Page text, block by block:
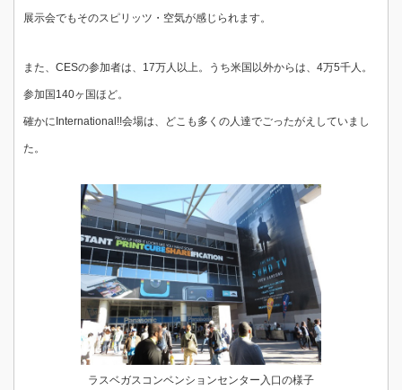
展示会でもそのスピリッツ・空気が感じられます。
また、CESの参加者は、17万人以上。うち米国以外からは、4万5千人。
参加国140ヶ国ほど。
確かにInternational!!会場は、どこも多くの人達でごったがえしていまし
た。
ラスベガスコンベンションセンター入口の様子